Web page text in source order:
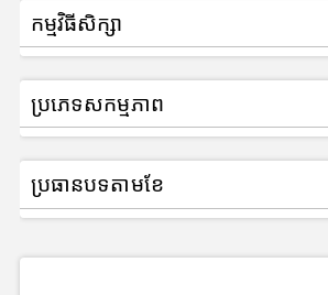
កម្មវិធីសិក្សា
ប្រភេទសកម្មភាព
ប្រធានបទតាមខែ